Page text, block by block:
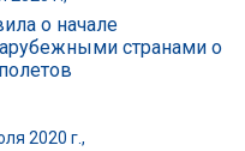
о начале
странами о
2020 г.,